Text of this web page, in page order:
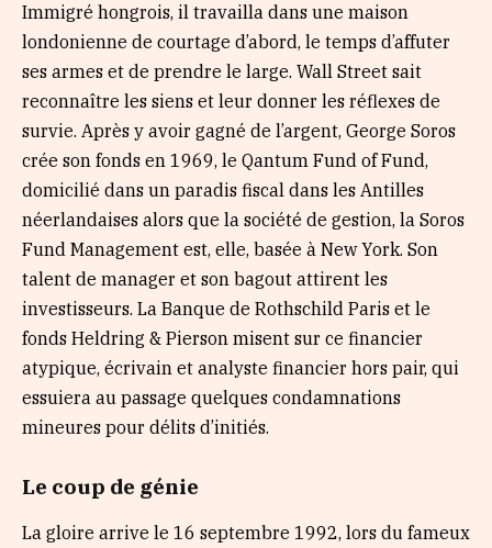
Immigré hongrois, il travailla dans une maison
londonienne de courtage d’abord, le temps d’affuter
ses armes et de prendre le large. Wall Street sait
reconnaître les siens et leur donner les réflexes de
survie. Après y avoir gagné de l’argent, George Soros
crée son fonds en 1969, le Qantum Fund of Fund,
domicilié dans un paradis fiscal dans les Antilles
néerlandaises alors que la société de gestion, la Soros
Fund Management est, elle, basée à New York. Son
talent de manager et son bagout attirent les
investisseurs. La Banque de Rothschild Paris et le
fonds Heldring & Pierson misent sur ce financier
atypique, écrivain et analyste financier hors pair, qui
essuiera au passage quelques condamnations
mineures pour délits d’initiés.
Le coup de génie
La gloire arrive le 16 septembre 1992, lors du fameux